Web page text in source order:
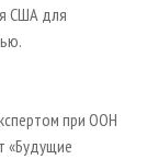
США для
при ООН
«Будущие